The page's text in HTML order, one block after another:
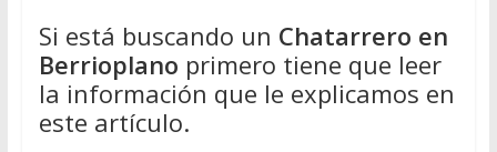
Si está buscando un Chatarrero en
Berrioplano primero tiene que leer
la información que le explicamos en
este artículo.